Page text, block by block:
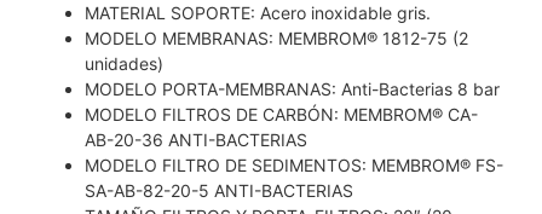
MATERIAL SOPORTE: Acero inoxidable gris.
MODELO MEMBRANAS: MEMBROM® 1812-75 (2
unidades)
MODELO PORTA-MEMBRANAS: Anti-Bacterias 8 bar
MODELO FILTROS DE CARBÓN: MEMBROM® CA-
AB-20-36 ANTI-BACTERIAS
MODELO FILTRO DE SEDIMENTOS: MEMBROM® FS-
SA-AB-82-20-5 ANTI-BACTERIAS